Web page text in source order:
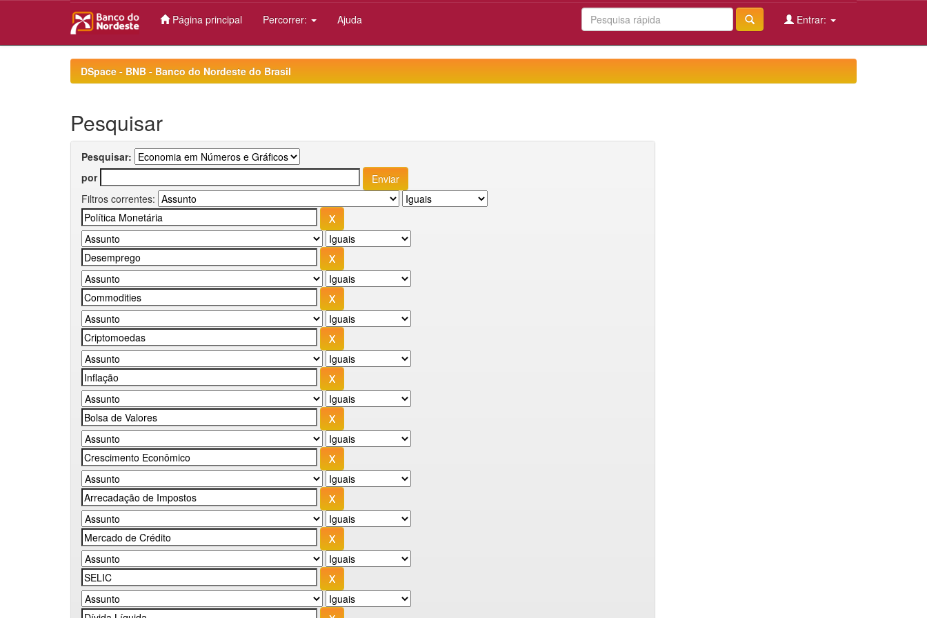
Página principal Percorrer: Ajuda Entrar:
DSpace - BNB - Banco do Nordeste do Brasil
Pesquisar
Pesquisar:
por
Filtros correntes: